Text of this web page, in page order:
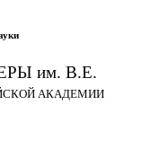
им. В.Е.
АКАДЕМИИ